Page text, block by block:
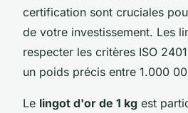
certification sont cruciales
de votre investissement. Les
respecter les critères ISO
un poids précis entre 1.000
Le lingot d'or de 1 kg est